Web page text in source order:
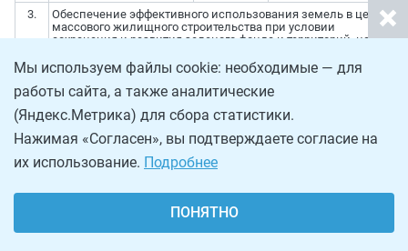
3.
Обеспечение эффективного использования земель в целях
массового жилищного строительства при условии
сохранения и развития зеленого фонда и территорий, на
экологическое, историко-культурное, рекреационное,
оздоровительное и иное ценное значение
Внесены изменения в
законодательство
Российской Федерации,
предусматривающие
упрощение механизма
изъятия земельных
реализации проектов
устойчивого развития
территорий
заместитель
строительства и
Российской
Мы используем файлы cookie: необходимые — для
работы сайта, а также аналитические
(Яндекс.Метрика) для сбора статистики.
Нажимая «Согласен», вы подтверждаете согласие на
их использование. Подробнее
ПОНЯТНО